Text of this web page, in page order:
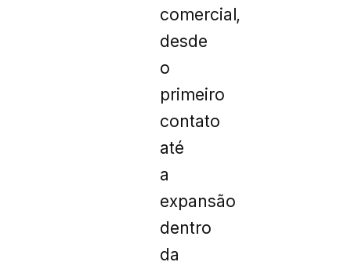
comercial,
desde
o
primeiro
contato
até
a
expansão
dentro
da